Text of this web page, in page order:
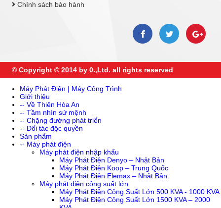
Chính sách bảo hành
© Copyright © 2014 by 0.,Ltd. all rights reserved
Máy Phát Điện | Máy Công Trình
Giới thiệu
-- Về Thiên Hòa An
-- Tầm nhìn sứ mệnh
-- Chặng đường phát triển
-- Đối tác độc quyền
Sản phẩm
-- Máy phát điện
Máy phát điện nhập khẩu
Máy Phát Điện Denyo – Nhật Bản
Máy Phát Điện Koop – Trung Quốc
Máy Phát Điện Elemax – Nhật Bản
Máy phát điện công suất lớn
Máy Phát Điện Công Suất Lớn 500 KVA - 1000 KVA
Máy Phát Điện Công Suất Lớn 1500 KVA – 2000